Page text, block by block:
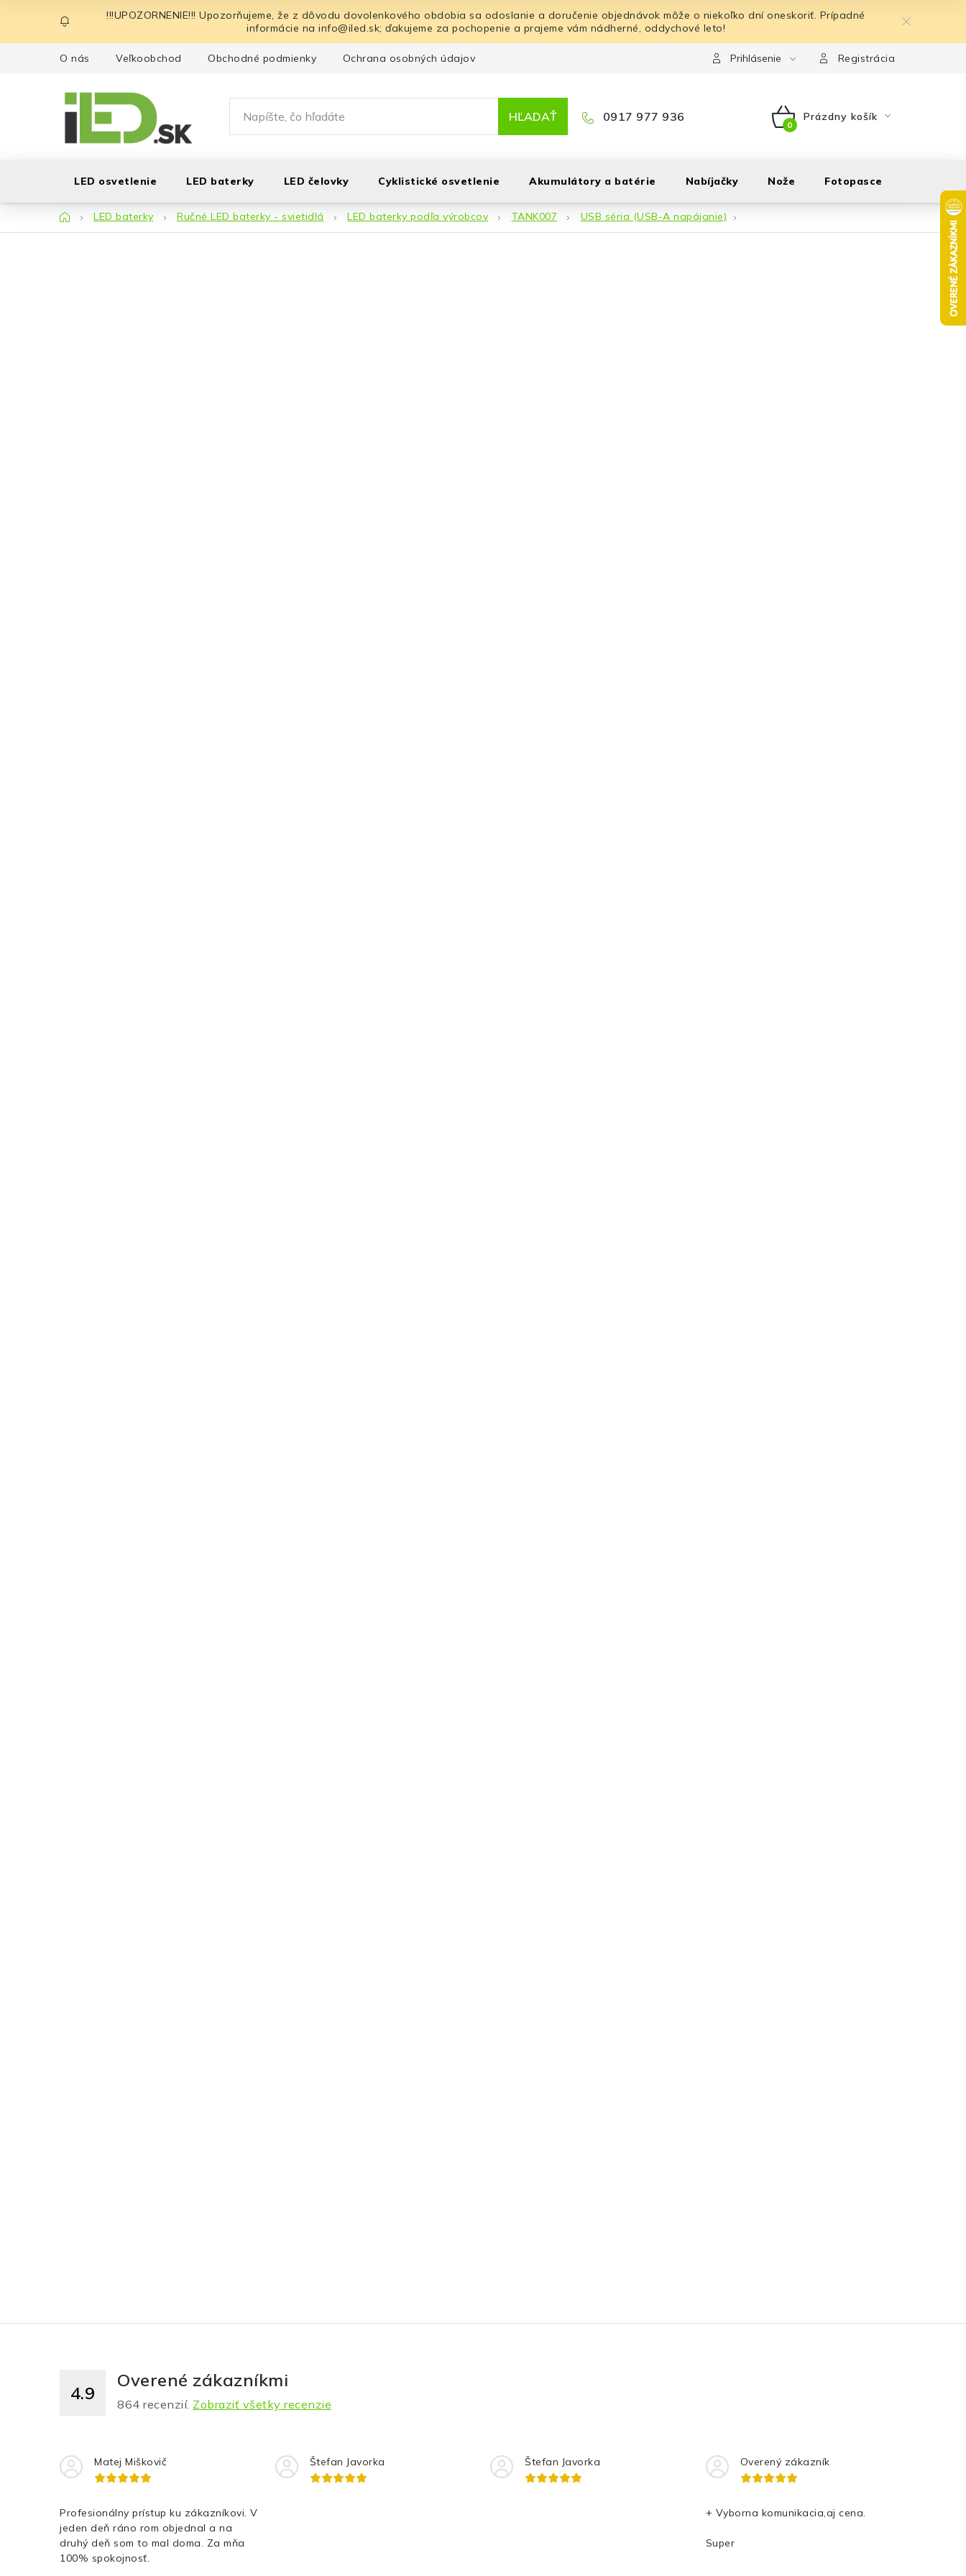
obsah
!!!UPOZORNENIE!!! Upozorňujeme, že z dôvodu dovolenkového obdobia sa odoslanie a doručenie objednávok môže o niekoľko dní oneskoriť. Prípadné
informácie na info@iled.sk; ďakujeme za pochopenie a prajeme vám nádherné, oddychové leto!
O nás Veľkoobchod Obchodné podmienky Ochrana osobných údajov Prihlásenie Registrácia
HĽADAŤ 0917 977 936
NÁKUPNÝ
Prázdny košík
LED osvetlenie LED baterky LED čelovky Cyklistické osvetlenie Akumulátory a batérie Nabíjačky Nože Fotopasce
DomovLED baterky Ručné LED baterky - svietidlá LED baterky podľa výrobcov TANK007 USB séria (USB-A napájanie)
4.9
Overené zákazníkmi
864 recenzií. Zobraziť všetky recenzie
Matej Miškovič
Profesionálny prístup ku zákazníkovi. V
jeden deň ráno rom objednal a na
druhý deň som to mal doma. Za mňa
100% spokojnosť.
Štefan Javorka Štefan Javorka Overený zákazník
+ Vyborna komunikacia,aj cena.
Super